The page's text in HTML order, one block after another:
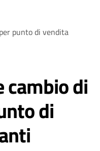
punto di vendita
cambio di
di